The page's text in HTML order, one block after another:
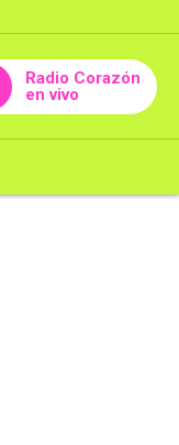
Radio Corazón
en vivo